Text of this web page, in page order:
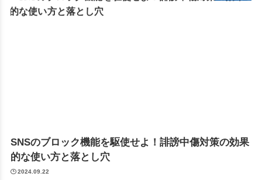
SNSのブロック機能を駆使せよ！誹謗中傷対策の効果
的な使い方と落とし穴
2024.09.22